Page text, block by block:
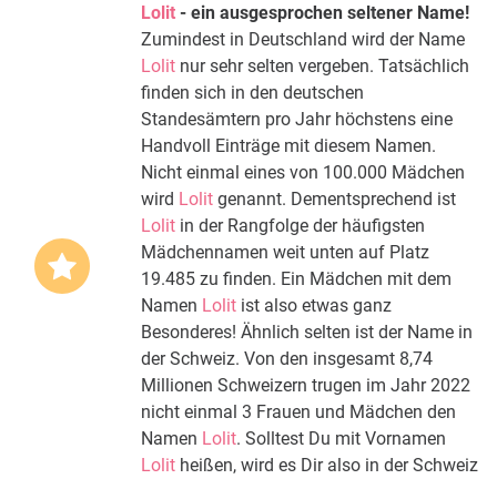
Lolit - ein ausgesprochen seltener Name!
Zumindest in Deutschland wird der Name
Lolit nur sehr selten vergeben. Tatsächlich
finden sich in den deutschen
Standesämtern pro Jahr höchstens eine
Handvoll Einträge mit diesem Namen.
Nicht einmal eines von 100.000 Mädchen
wird Lolit genannt. Dementsprechend ist
Lolit in der Rangfolge der häufigsten
Mädchennamen weit unten auf Platz
19.485 zu finden. Ein Mädchen mit dem
Namen Lolit ist also etwas ganz
Besonderes! Ähnlich selten ist der Name in
der Schweiz. Von den insgesamt 8,74
Millionen Schweizern trugen im Jahr 2022
nicht einmal 3 Frauen und Mädchen den
Namen Lolit. Solltest Du mit Vornamen
Lolit heißen, wird es Dir also in der Schweiz